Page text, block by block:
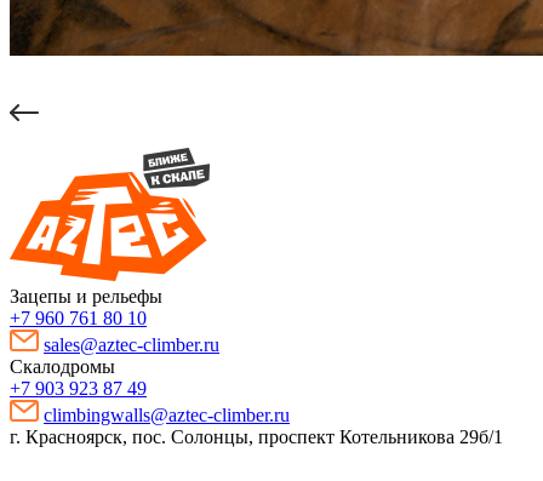
Зацепы и рельефы
+7 960 761 80 10
sales@aztec-climber.ru
Скалодромы
+7 903 923 87 49
climbingwalls@aztec-climber.ru
г. Красноярск, пос. Солонцы, проспект Котельникова 29б/1